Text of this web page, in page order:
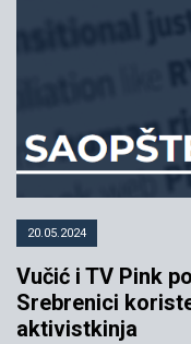
20.05.2024
Vučić i TV Pink
Srebrenici
aktivistkinja